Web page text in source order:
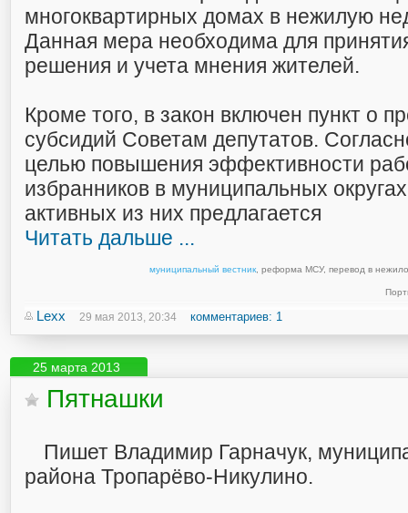
многоквартирных домах в нежилую
Данная мера необходима для
решения и учета мнения жителей.
Кроме того, в закон включен пункт о
субсидий Советам депутатов.
целью повышения эффективности
избранников в муниципальных
активных из них предлагается
Читать дальше ...
муниципальный вестник, реформа МСУ, перевод в
Lexx 29 мая 2013, 20:34 комментариев: 1
25 марта 2013
Пятнашки
Пишет Владимир Гарначук,
района Тропарёво-Никулино.